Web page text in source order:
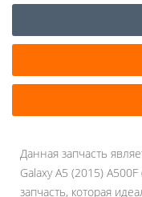
Данная запчасть
Galaxy A5 (2015)
запчасть, которая